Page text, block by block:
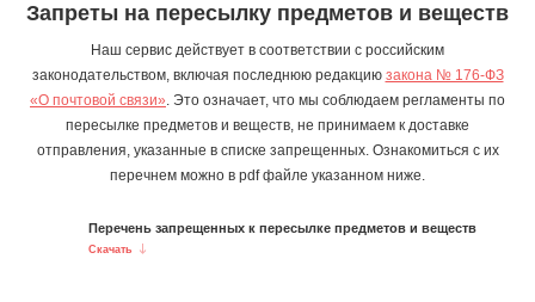
Запреты на пересылку предметов и веществ
Наш сервис действует в соответствии с российским
законодательством, включая последнюю редакцию закона № 176-ФЗ
«О почтовой связи». Это означает, что мы соблюдаем регламенты по
пересылке предметов и веществ, не принимаем к доставке
отправления, указанные в списке запрещенных. Ознакомиться с их
перечнем можно в pdf файле указанном ниже.
Перечень запрещенных к пересылке предметов и веществ
Скачать